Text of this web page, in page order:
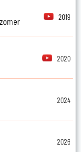
2019
2020
2024
2026